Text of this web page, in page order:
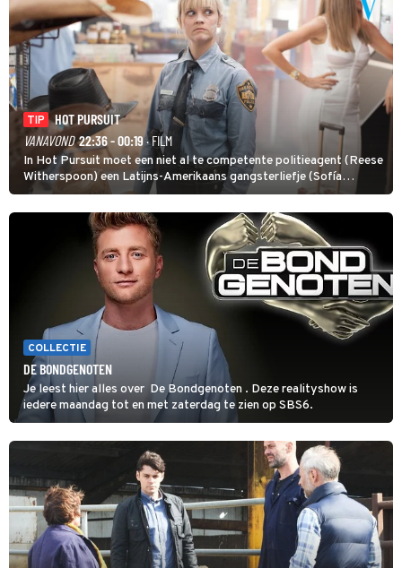
TIP
HOT PURSUIT
VANAVOND 22:36 - 00:19· FILM
In Hot Pursuit moet een niet al te competente politieagent (Reese
Witherspoon) een Latijns-Amerikaans gangsterliefje (Sofía
Vergara) beschermen tegen corrupte agenten en moordlustige
maffiatypes.
COLLECTIE
DE BONDGENOTEN
Je leest hier alles over De Bondgenoten . Deze realityshow is
iedere maandag tot en met zaterdag te zien op SBS6.